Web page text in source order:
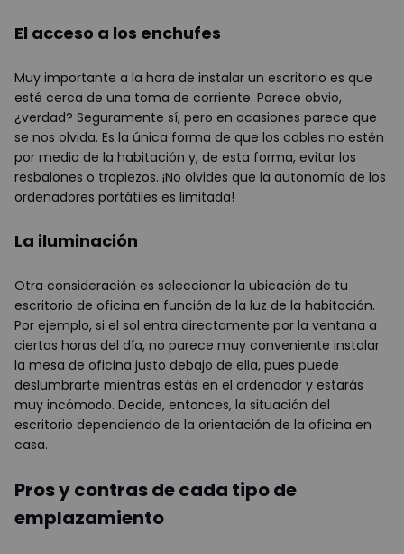
El acceso a los enchufes
Muy importante a la hora de instalar un escritorio es que
esté cerca de una toma de corriente. Parece obvio,
¿verdad? Seguramente sí, pero en ocasiones parece que
se nos olvida. Es la única forma de que los cables no estén
por medio de la habitación y, de esta forma, evitar los
resbalones o tropiezos. ¡No olvides que la autonomía de los
ordenadores portátiles es limitada!
La iluminación
Otra consideración es seleccionar la ubicación de tu
escritorio de oficina en función de la luz de la habitación.
Por ejemplo, si el sol entra directamente por la ventana a
ciertas horas del día, no parece muy conveniente instalar
la mesa de oficina justo debajo de ella, pues puede
deslumbrarte mientras estás en el ordenador y estarás
muy incómodo. Decide, entonces, la situación del
escritorio dependiendo de la orientación de la oficina en
casa.
Pros y contras de cada tipo de
emplazamiento